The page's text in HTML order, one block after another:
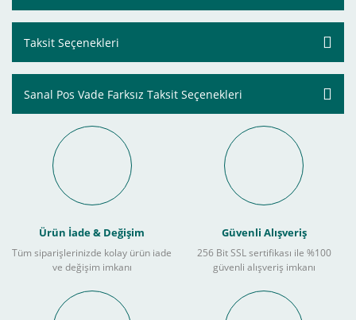
Taksit Seçenekleri
Sanal Pos Vade Farksız Taksit Seçenekleri
Ürün İade & Değişim
Tüm siparişlerinizde kolay ürün iade
ve değişim imkanı
Güvenli Alışveriş
256 Bit SSL sertifikası ile %100
güvenli alışveriş imkanı